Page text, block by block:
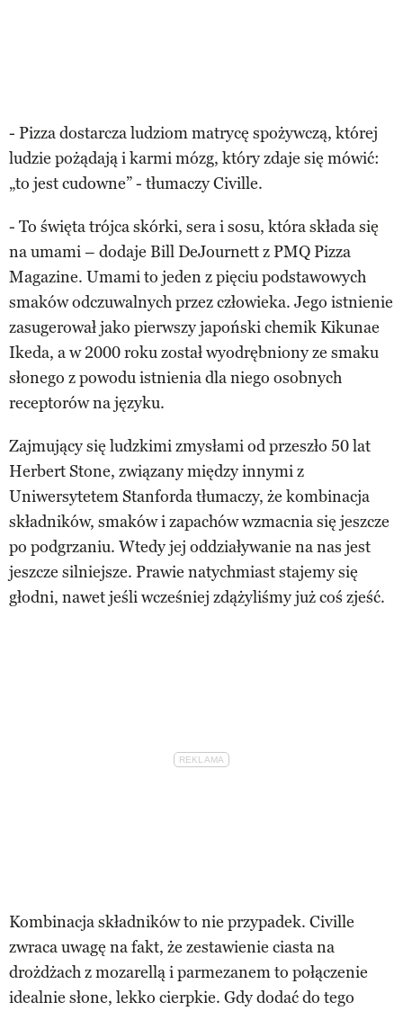
- Pizza dostarcza ludziom matrycę spożywczą, której
ludzie pożądają i karmi mózg, który zdaje się mówić:
„to jest cudowne” - tłumaczy Civille.
- To święta trójca skórki, sera i sosu, która składa się
na umami – dodaje Bill DeJournett z PMQ Pizza
Magazine. Umami to jeden z pięciu podstawowych
smaków odczuwalnych przez człowieka. Jego istnienie
zasugerował jako pierwszy japoński chemik Kikunae
Ikeda, a w 2000 roku został wyodrębniony ze smaku
słonego z powodu istnienia dla niego osobnych
receptorów na języku.
Zajmujący się ludzkimi zmysłami od przeszło 50 lat
Herbert Stone, związany między innymi z
Uniwersytetem Stanforda tłumaczy, że kombinacja
składników, smaków i zapachów wzmacnia się jeszcze
po podgrzaniu. Wtedy jej oddziaływanie na nas jest
jeszcze silniejsze. Prawie natychmiast stajemy się
głodni, nawet jeśli wcześniej zdążyliśmy już coś zjeść.
Kombinacja składników to nie przypadek. Civille
zwraca uwagę na fakt, że zestawienie ciasta na
drożdżach z mozarellą i parmezanem to połączenie
idealnie słone, lekko cierpkie. Gdy dodać do tego